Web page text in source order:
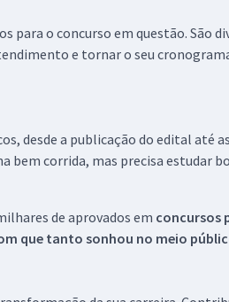
para o concurso em questão.
e tornar o seu
desde a publicação do edital até
corrida, mas precisa estudar
de aprovados em concursos
que tanto sonhou no meio